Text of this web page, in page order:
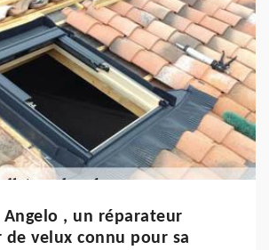
, un réparateur
velux connu pour sa